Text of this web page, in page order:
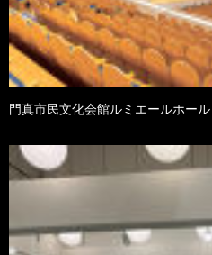
門真市民文化会館ルミエールホール